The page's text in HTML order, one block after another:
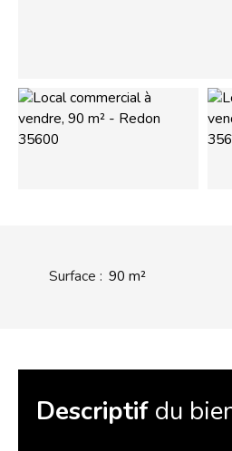
Surface : 90 m²
Descriptif du